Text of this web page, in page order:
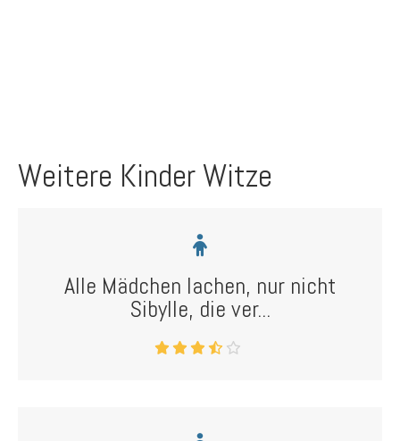
Weitere Kinder Witze
Alle Mädchen lachen, nur nicht
Sibylle, die ver...